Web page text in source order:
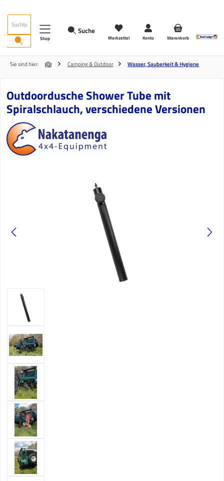
Shop
Suche
Merkzettel Konto Warenkorb
Sie sind hier: Camping & Outdoor Wasser, Sauberkeit & Hygiene
Outdoordusche Shower Tube mit
Spiralschlauch, verschiedene Versionen